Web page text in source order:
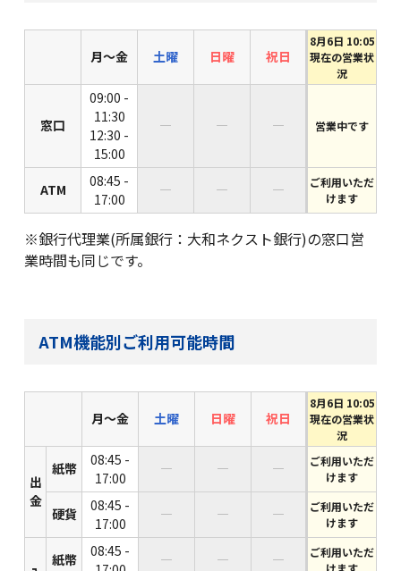
採用情報
閉じる
月〜金 土曜 日曜 祝日
8月6日 10:05
現在の営業状
況
窓口
09:00 -
11:30
12:30 -
15:00
― ― ― 営業中です
ATM
08:45 -
17:00
― ― ―
ご利用いただ
けます
※銀行代理業(所属銀行：大和ネクスト銀行)の窓口営
業時間も同じです。
ATM機能別ご利用可能時間
月〜金 土曜 日曜 祝日
8月6日 10:05
現在の営業状
況
出
金
紙幣
08:45 -
17:00
― ― ―
ご利用いただ
けます
硬貨
08:45 -
17:00
― ― ―
ご利用いただ
けます
紙幣
08:45 -
― ― ―
ご利用いただ
けます